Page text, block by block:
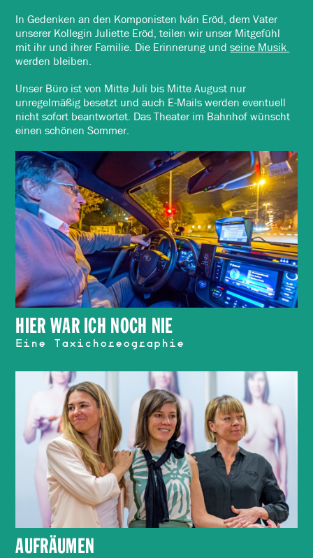
In Gedenken an den Komponisten Iván Eröd, dem Vater
unserer Kollegin Juliette Eröd, teilen wir unser Mitgefühl
mit ihr und ihrer Familie. Die Erinnerung undseine Musik
werden bleiben.
Unser Büro ist von Mitte Juli bis Mitte August nur
unregelmäßig besetzt und auch E-Mails werden eventuell
nicht sofort beantwortet. Das Theater im Bahnhof wünscht
einen schönen Sommer.
HIER WAR ICH NOCH NIE
Eine Taxichoreographie
AUFRÄUMEN